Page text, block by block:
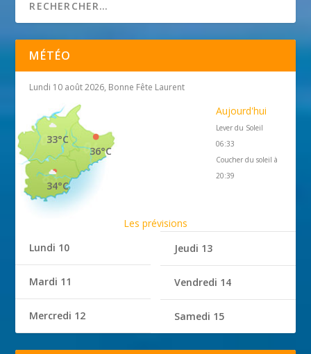
MÉTÉO
Lundi 10 août 2026, Bonne Fête Laurent
36°C
33°C
34°C
Aujourd'hui
Lever du Soleil
06:33
Coucher du soleil à
20:39
Les prévisions
Lundi 10
Mardi 11
Mercredi 12
Jeudi 13
Vendredi 14
Samedi 15